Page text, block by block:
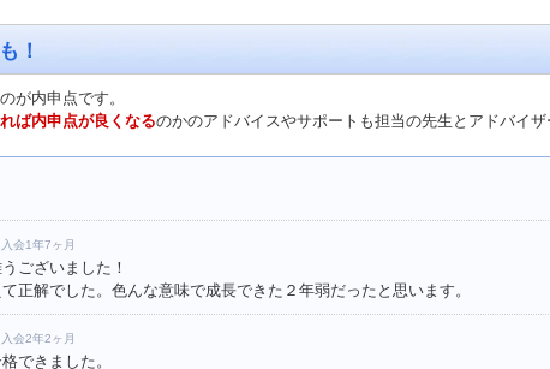
！
が内申点です。
ば内申点が良くなるのかのアドバイスやサポートも担当の先生とアドバイ
入会1年7ヶ月
ございました！
正解でした。色んな意味で成長できた２年弱だったと思います。
入会2年2ヶ月
できました。